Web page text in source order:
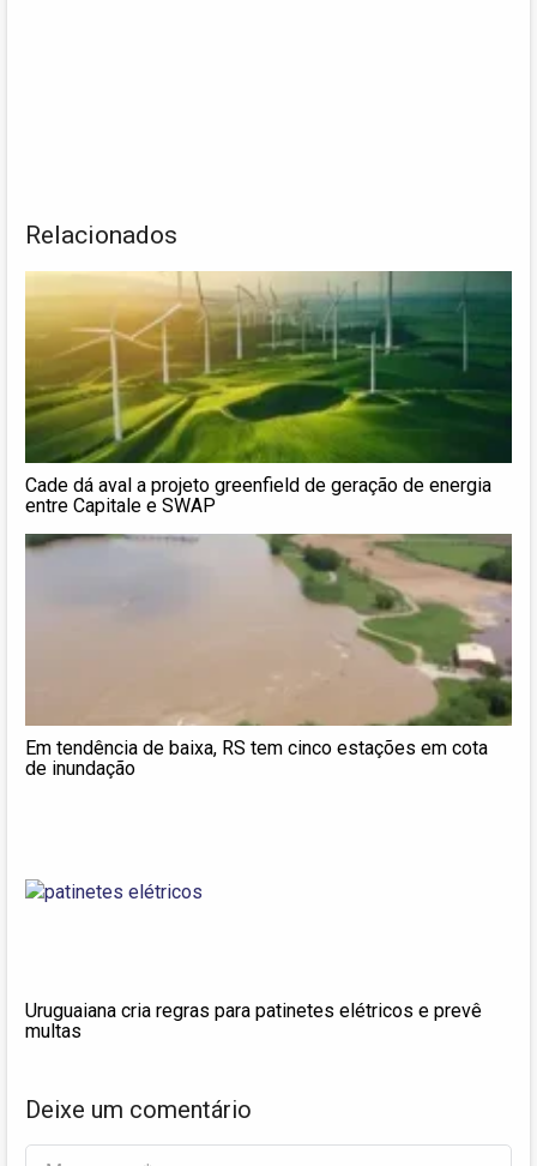
Relacionados
Cade dá aval a projeto greenfield de geração de energia
entre Capitale e SWAP
Em tendência de baixa, RS tem cinco estações em cota
de inundação
Uruguaiana cria regras para patinetes elétricos e prevê
multas
Deixe um comentário